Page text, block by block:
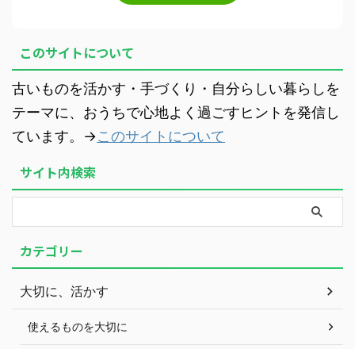
このサイトについて
古いものを活かす・手づくり・自分らしい暮らしを
テーマに、おうちで心地よく過ごすヒントを発信し
ています。→このサイトについて
サイト内検索
カテゴリー
大切に、活かす
使えるものを大切に